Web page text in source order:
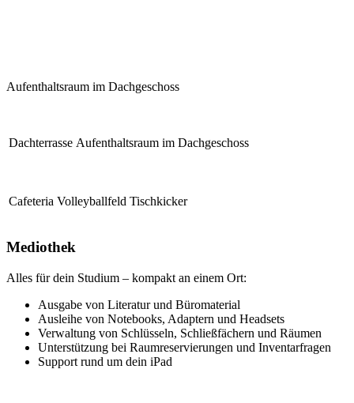
Aufenthaltsraum im Dachgeschoss
Dachterrasse Aufenthaltsraum im Dachgeschoss
Cafeteria Volleyballfeld Tischkicker
Mediothek
Alles für dein Studium – kompakt an einem Ort:
Ausgabe von Literatur und Büromaterial
Ausleihe von Notebooks, Adaptern und Headsets
Verwaltung von Schlüsseln, Schließfächern und Räumen
Unterstützung bei Raumreservierungen und Inventarfragen
Support rund um dein iPad